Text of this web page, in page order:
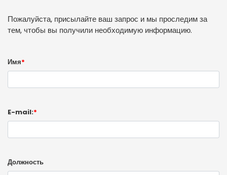
Пожалуйста, присылайте ваш запрос и мы проследим за
тем, чтобы вы получили необходимую информацию.
Имя*
E-mail:*
Должность